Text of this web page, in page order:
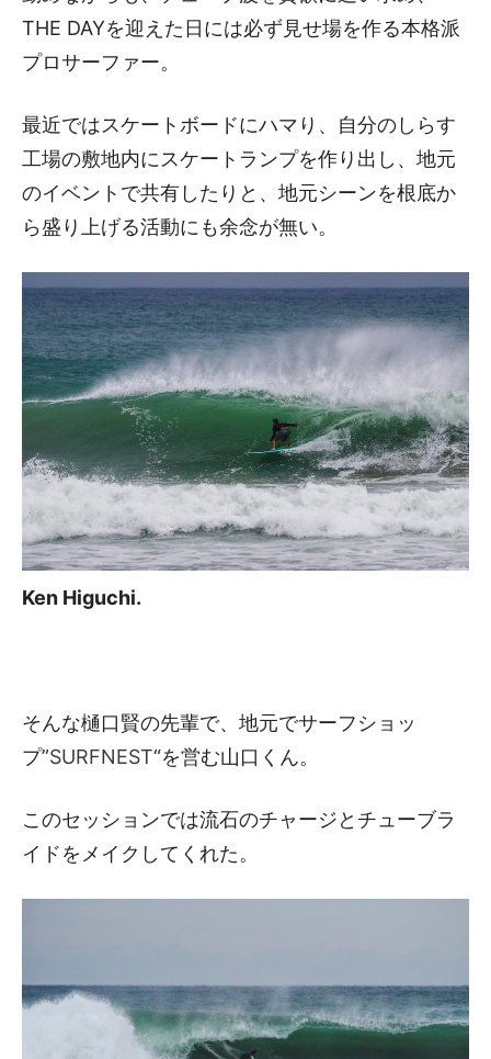
THE DAYを迎えた日には必ず見せ場を作る本格派
プロサーファー。
最近ではスケートボードにハマり、自分のしらす
工場の敷地内にスケートランプを作り出し、地元
のイベントで共有したりと、地元シーンを根底か
ら盛り上げる活動にも余念が無い。
Ken Higuchi.
そんな樋口賢の先輩で、地元でサーフショッ
プ”SURFNEST“を営む山口くん。
このセッションでは流石のチャージとチューブラ
イドをメイクしてくれた。